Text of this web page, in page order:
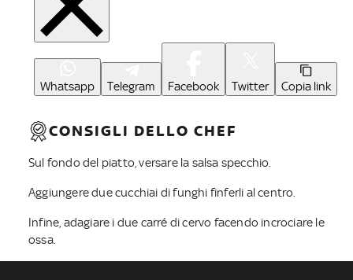
Whatsapp Telegram Facebook Twitter Copia link
CONSIGLI DELLO CHEF
Sul fondo del piatto, versare la salsa specchio.
Aggiungere due cucchiai di funghi finferli al centro.
Infine, adagiare i due carré di cervo facendo incrociare le
ossa.